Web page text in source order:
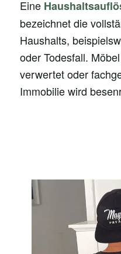
Eine
bezeichnet die
Haushalts,
oder Todesfall.
verwertet oder
Immobilie wird